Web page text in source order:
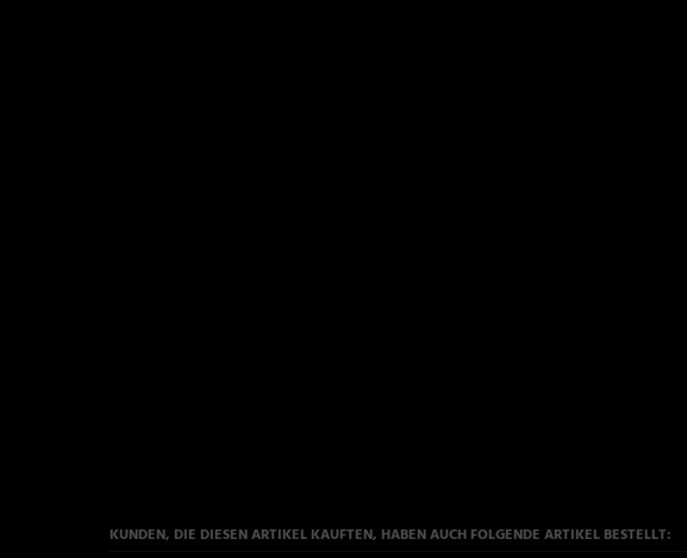
KUNDEN, DIE DIESEN ARTIKEL KAUFTEN, HABEN AUCH FOLGENDE ARTIKEL BESTELLT: